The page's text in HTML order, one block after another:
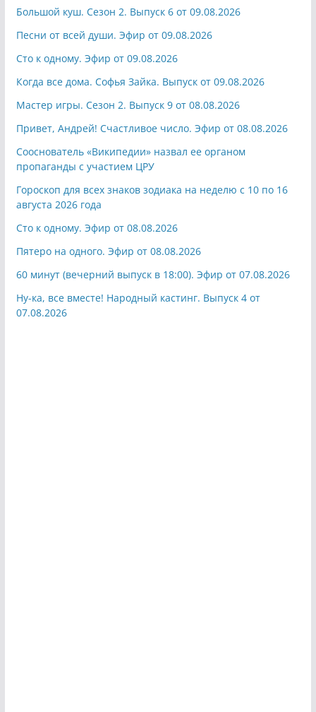
Большой куш. Сезон 2. Выпуск 6 от 09.08.2026
Песни от всей души. Эфир от 09.08.2026
Сто к одному. Эфир от 09.08.2026
Когда все дома. Софья Зайка. Выпуск от 09.08.2026
Мастер игры. Сезон 2. Выпуск 9 от 08.08.2026
Привет, Андрей! Счастливое число. Эфир от 08.08.2026
Сооснователь «Википедии» назвал ее органом
пропаганды с участием ЦРУ
Гороскоп для всех знаков зодиака на неделю с 10 по 16
августа 2026 года
Сто к одному. Эфир от 08.08.2026
Пятеро на одного. Эфир от 08.08.2026
60 минут (вечерний выпуск в 18:00). Эфир от 07.08.2026
Ну-ка, все вместе! Народный кастинг. Выпуск 4 от
07.08.2026